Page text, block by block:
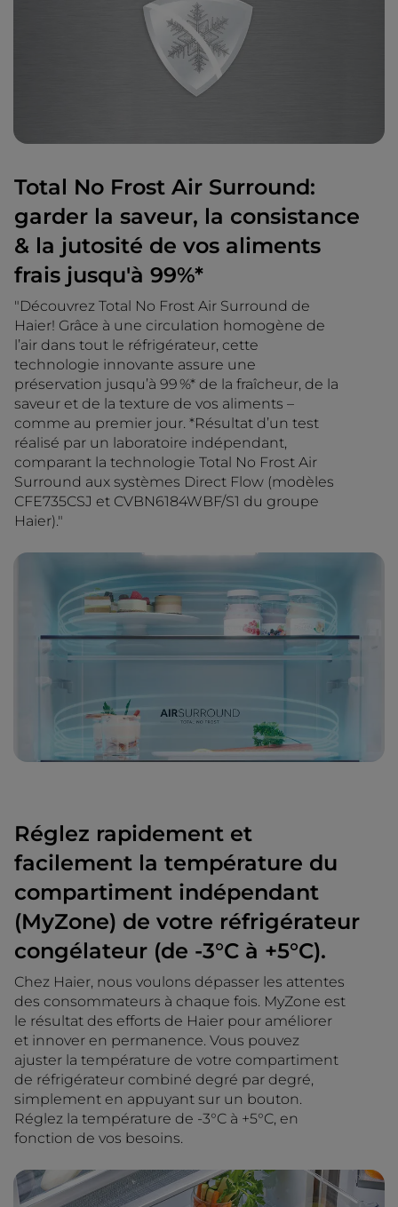
Total No Frost Air Surround:
garder la saveur, la consistance
& la jutosité de vos aliments
frais jusqu'à 99%*
"Découvrez Total No Frost Air Surround de
Haier! Grâce à une circulation homogène de
l’air dans tout le réfrigérateur, cette
technologie innovante assure une
préservation jusqu’à 99 %* de la fraîcheur, de la
saveur et de la texture de vos aliments –
comme au premier jour. *Résultat d’un test
réalisé par un laboratoire indépendant,
comparant la technologie Total No Frost Air
Surround aux systèmes Direct Flow (modèles
CFE735CSJ et CVBN6184WBF/S1 du groupe
Haier)."
Réglez rapidement et
facilement la température du
compartiment indépendant
(MyZone) de votre réfrigérateur
congélateur (de -3°C à +5°C).
Chez Haier, nous voulons dépasser les attentes
des consommateurs à chaque fois. MyZone est
le résultat des efforts de Haier pour améliorer
et innover en permanence. Vous pouvez
ajuster la température de votre compartiment
de réfrigérateur combiné degré par degré,
simplement en appuyant sur un bouton.
Réglez la température de -3°C à +5°C, en
fonction de vos besoins.